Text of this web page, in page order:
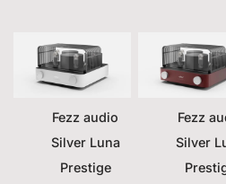
Fezz audio
Silver Luna
Prestige
Fezz
Silver